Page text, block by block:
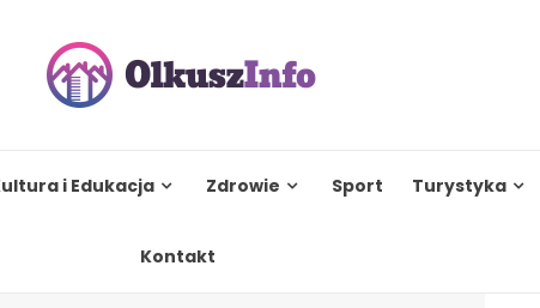
i Edukacja Zdrowie Sport Turystyka
Kontakt